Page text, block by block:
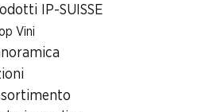
IP-SUISSE
Vini
stradali